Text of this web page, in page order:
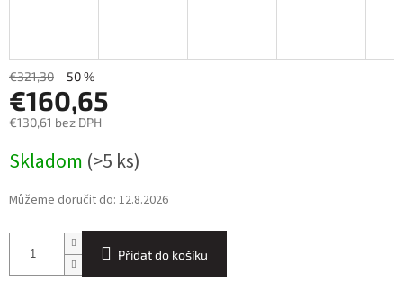
€321,30 –50 %
€160,65
€130,61 bez DPH
cena:
Skladom (>5 ks)
Můžeme doručit do: 12.8.2026
Přidat do košíku